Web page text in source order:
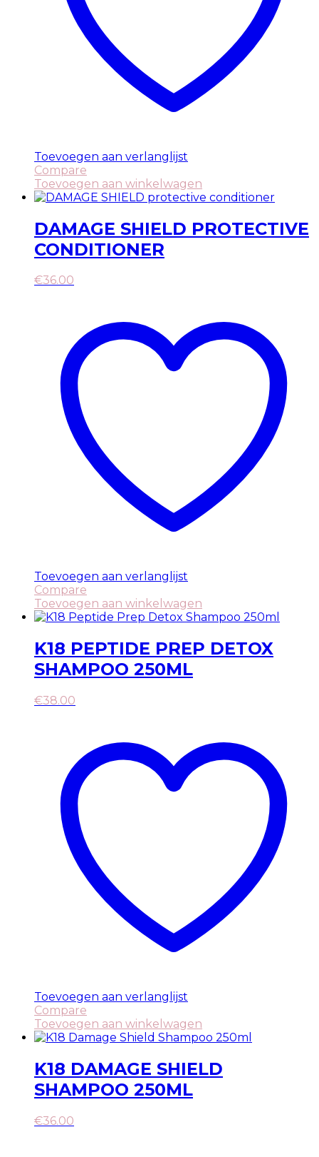
Toevoegen aan verlanglijst
Compare
Toevoegen aan winkelwagen
DAMAGE SHIELD PROTECTIVE
CONDITIONER
€36.00
Toevoegen aan verlanglijst
Compare
Toevoegen aan winkelwagen
K18 PEPTIDE PREP DETOX
SHAMPOO 250ML
€38.00
Toevoegen aan verlanglijst
Compare
Toevoegen aan winkelwagen
K18 DAMAGE SHIELD
SHAMPOO 250ML
€36.00